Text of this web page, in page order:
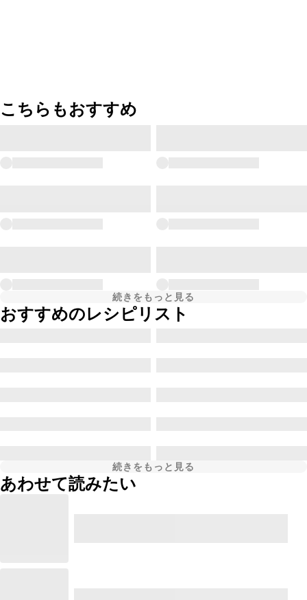
こちらもおすすめ
続きをもっと見る
おすすめのレシピリスト
続きをもっと見る
あわせて読みたい